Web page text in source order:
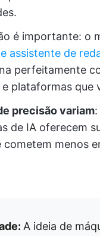
é importante: o
assistente de
perfeitamente
plataformas que
precisão variam
de IA oferecem
cometem menos
A ideia de